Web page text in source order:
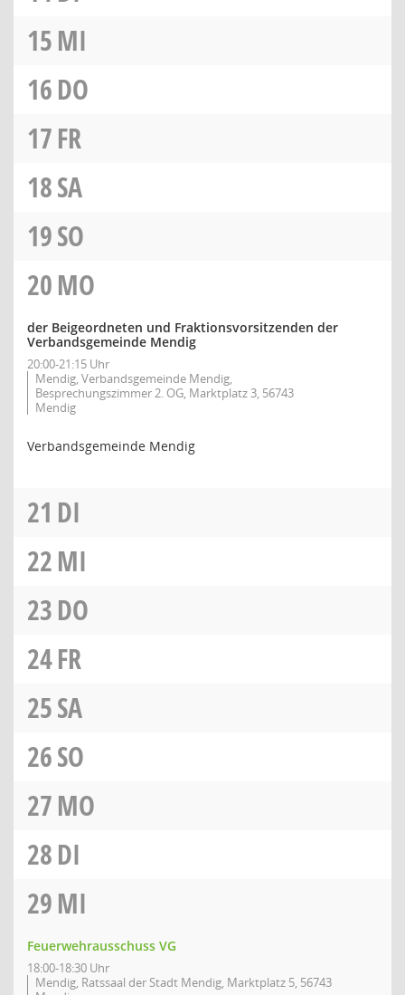
15MI
16DO
17FR
18SA
19SO
20MO
der Beigeordneten und Fraktionsvorsitzenden der
Verbandsgemeinde Mendig
20:00-21:15 Uhr
Mendig, Verbandsgemeinde Mendig,
Besprechungszimmer 2. OG, Marktplatz 3, 56743
Mendig
Verbandsgemeinde Mendig
21 DI
22MI
23DO
24FR
25SA
26SO
27MO
28DI
29MI
Feuerwehrausschuss VG
18:00-18:30 Uhr
Mendig, Ratssaal der Stadt Mendig, Marktplatz 5, 56743